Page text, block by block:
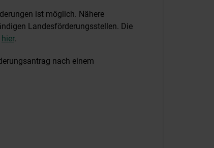
ist möglich. Nähere
Landesförderungsstellen. Die
hier.
nach einem